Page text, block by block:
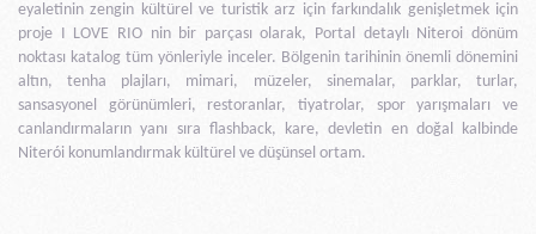
eyaletinin zengin kültürel ve turistik arz için farkındalık genişletmek için
proje I LOVE RIO nin bir parçası olarak, Portal detaylı Niteroi dönüm
noktası katalog tüm yönleriyle inceler. Bölgenin tarihinin önemli dönemini
altın, tenha plajları, mimari, müzeler, sinemalar, parklar, turlar,
sansasyonel görünümleri, restoranlar, tiyatrolar, spor yarışmaları ve
canlandırmaların yanı sıra flashback, kare, devletin en doğal kalbinde
Niterói konumlandırmak kültürel ve düşünsel ortam.